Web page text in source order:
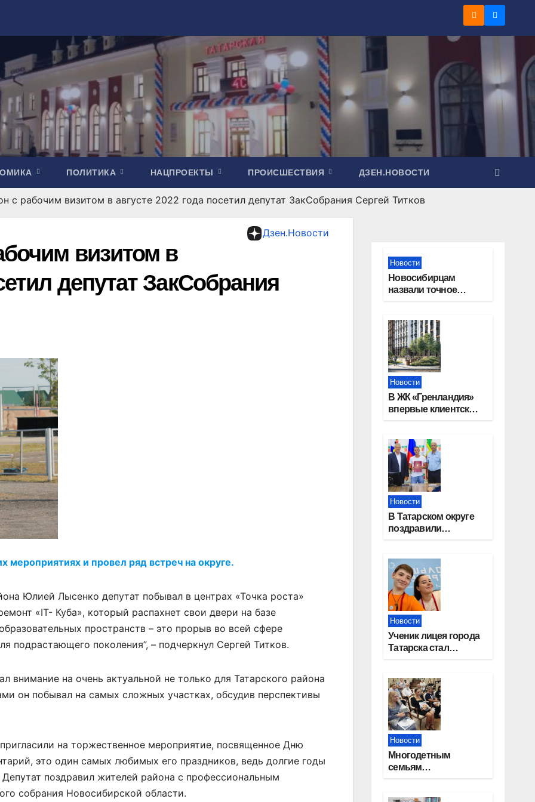
ПОЛИТИКА НАЦПРОЕКТЫ ПРОИСШЕСТВИЯ ДЗЕН.НОВОСТИ
с рабочим визитом в августе 2022 года посетил депутат ЗакСобрания Сергей Титков
Дзен.Новости
визитом в
депутат ЗакСобрания
мероприятиях и провел ряд встреч на округе.
Юлией Лысенко депутат побывал в центрах «Точка роста»
«IT- Куба», который распахнет свои двери на базе
пространств – это прорыв во всей сфере
подрастающего поколения”, – подчеркнул Сергей Титков.
внимание на очень актуальной не только для Татарского района
он побывал на самых сложных участках, обсудив перспективы
на торжественное мероприятие, посвященное Дню
это один самых любимых его праздников, ведь долгие годы
поздравил жителей района с профессиональным
собрания Новосибирской области.
Новости
Новосибирцам
назвали точное
праздники в 2027
году
Новости
В ЖК «Гренландия»
впервые клиентские
группы компаний
«СОЮЗ»
Новости
В Татарском округе
поздравили
отрасли
Новости
Ученик лицея города
Татарска стал
Новости
Многодетным
семьям